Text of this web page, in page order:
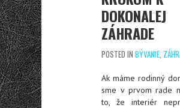
DOKONALEJ
ZÁHRADE
POSTED IN BÝVANIE,
Ak máme rodinný
sme v prvom rade
to, že interiér